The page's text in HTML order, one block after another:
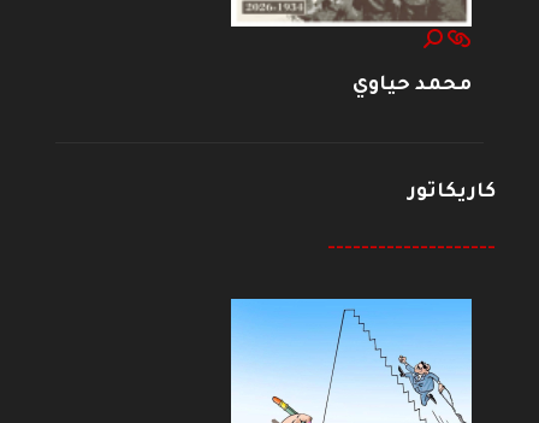
محمد حياوي
كاريكاتور
--------------------